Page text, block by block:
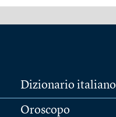
Dizionario italiano
Oroscopo